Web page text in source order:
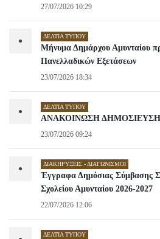
27/07/2026 10:29
• ΔΕΛΤΊΑ ΤΎΠΟΥ
Μήνυμα Δημάρχου Αμυνταίου
Πανελλαδικών Εξετάσεων
23/07/2026 18:34
• ΔΕΛΤΊΑ ΤΎΠΟΥ
ΑΝΑΚΟΙΝΩΣΗ
23/07/2026 09:24
• ΔΙΑΚΗΡΎΞΕΙΣ - ΔΙΑΓΩΝΙΣΜΟΊ
Έγγραφα Δημόσιας Σύμβασης
Σχολείου Αμυνταίου 2026-2027
22/07/2026 12:06
ΔΕΛΤΊΑ ΤΎΠΟΥ